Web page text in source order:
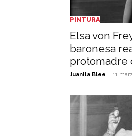
PINTURA
Elsa von
baronesa
protomadre
Juanita Blee - 11